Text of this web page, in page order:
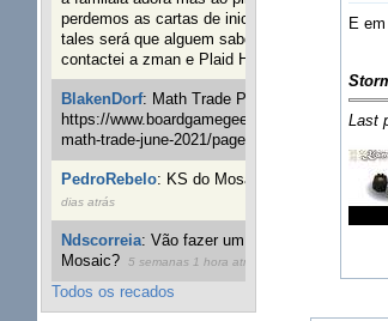
perdemos as cartas de iniciaticva da
tales será que alguem sabe onde adquirir as
contactei a zman e Plaid Hat e nada
BlakenDorf: Math Trade Portuguesa a
https://www.boardgamegeek.com/geeklist/
math-trade-june-2021/page/1
PedroRebelo: KS do Mosaic em 10 minutos :)
dias atrás
Ndscorreia: Vão fazer um grupo para o
Mosaic?
5 semanas 1 hora atrás
Todos os recados
E
Last